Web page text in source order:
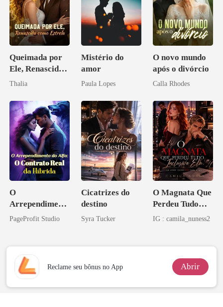
Queimada por
Ele, Renascida
como Estrela
Thalia
Mistério do
amor
Paula Lopes
O novo mundo
após o divórcio
Calla Rhodes
O
Arrependiment
o do Alfa: O
PageProfit Studio
Cicatrizes do
destino
Syra Tucker
O Magnata Que
Perdeu Tudo
Inclusive Ela
IG : camila_nuness2
Reclame seu bônus no App Abrir